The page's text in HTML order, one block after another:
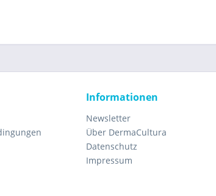
Informationen
Newsletter
Über DermaCultura
Datenschutz
Impressum